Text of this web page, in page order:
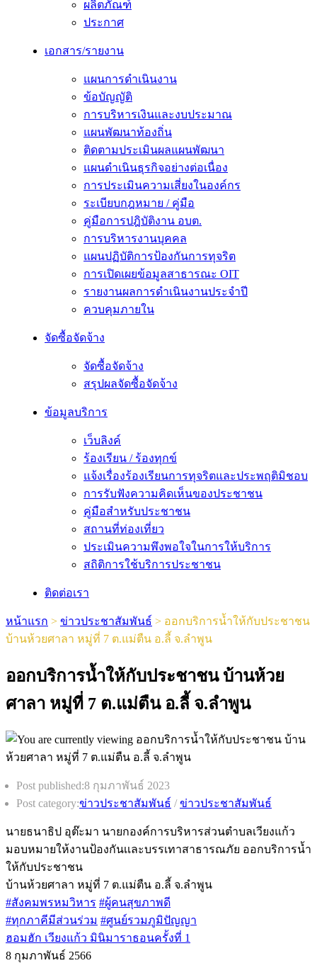
ผลิตภัณฑ์
ประกาศ
เอกสาร/รายงาน
แผนการดำเนินงาน
ข้อบัญญัติ
การบริหารเงินและงบประมาณ
แผนพัฒนาท้องถิ่น
ติดตามประเมินผลแผนพัฒนา
แผนดำเนินธุรกิจอย่างต่อเนื่อง
การประเมินความเสี่ยงในองค์กร
ระเบียบกฎหมาย / คู่มือ
คู่มือการปฎิบัติงาน อบต.
การบริหารงานบุคคล
แผนปฏิบัติการป้องกันการทุจริต
การเปิดเผยข้อมูลสาธารณะ OIT
รายงานผลการดำเนินงานประจำปี
ควบคุมภายใน
จัดซื้อจัดจ้าง
จัดซื้อจัดจ้าง
สรุปผลจัดซื้อจัดจ้าง
ข้อมูลบริการ
เว็บลิงค์
ร้องเรียน / ร้องทุกข์
แจ้งเรื่องร้องเรียนการทุจริตและประพฤติมิชอบ
การรับฟังความคิดเห็นของประชาชน
คู่มือสำหรับประชาชน
สถานที่ท่องเที่ยว
ประเมินความพึงพอใจในการให้บริการ
สถิติการใช้บริการประชาชน
ติดต่อเรา
หน้าแรก > ข่าวประชาสัมพันธ์ > ออกบริการน้ำให้กับประชาชน
บ้านห้วยศาลา หมู่ที่ 7 ต.แม่ตืน อ.ลี้ จ.ลำพูน
ออกบริการน้ำให้กับประชาชน บ้านห้วย
ศาลา หมู่ที่ 7 ต.แม่ตืน อ.ลี้ จ.ลำพูน
Post published:8 กุมภาพันธ์ 2023
Post category:ข่าวประชาสัมพันธ์ / ข่าวประชาสัมพันธ์
นายธนาธิป อุต๊ะมา นายกองค์การบริหารส่วนตำบลเวียงแก้ว
มอบหมายให้งานป้องกันเเละบรรเทาสาธารณภัย ออกบริการน้ำ
ให้กับประชาชน
บ้านห้วยศาลา หมู่ที่ 7 ต.แม่ตืน อ.ลี้ จ.ลำพูน
#สังคมพรหมวิหาร #ผู้คนสุขภาพดี
#ทุกภาคีมีส่วนร่วม #ศูนย์รวมภูมิปัญญา
ฮอมฮัก เวียงแก้ว มินิมาราธอนครั้งที่ 1
8 กุมภาพันธ์ 2566